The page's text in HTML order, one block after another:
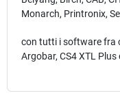
Monarch, Printronix,
con tutti i software fra
Argobar, CS4 XTL